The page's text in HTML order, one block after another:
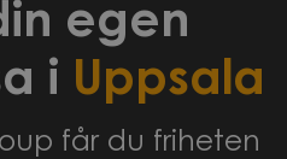
egen
i Uppsala
får du friheten